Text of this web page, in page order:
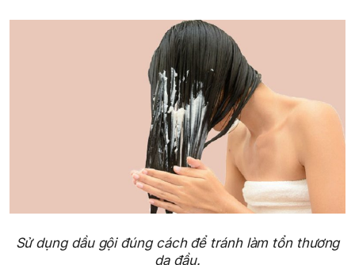
Sử dụng dầu gội đúng cách để tránh làm tổn thương
da đầu.